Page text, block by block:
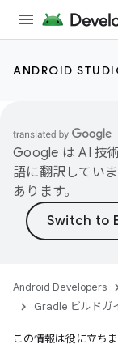
ANDROID
Google は AI 技
語に翻訳してい
あります。
Android Developers
Gradle ビルドガ
この情報は役に立ち